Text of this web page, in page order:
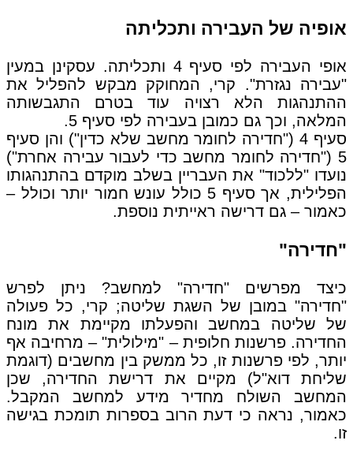
אופיה של העבירה ותכליתה
אופי העבירה לפי סעיף 4 ותכליתה. עסקינן במעין
"עבירה נגזרת". קרי, המחוקק מבקש להפליל את
ההתנהגות הלא רצויה עוד בטרם התגבשותה
המלאה, וכך גם כמובן בעבירה לפי סעיף 5.
סעיף 4 ("חדירה לחומר מחשב שלא כדין") והן סעיף
5 ("חדירה לחומר מחשב כדי לעבור עבירה אחרת")
נועדו "ללכוד" את העבריין בשלב מוקדם בהתנהגותו
הפלילית, אך סעיף 5 כולל עונש חמור יותר וכולל –
כאמור – גם דרישה ראייתית נוספת.
"חדירה"
כיצד מפרשים "חדירה" למחשב? ניתן לפרש
"חדירה" במובן של השגת שליטה; קרי, כל פעולה
של שליטה במחשב והפעלתו מקיימת את מונח
החדירה. פרשנות חלופית – "מילולית" – מרחיבה אף
יותר, לפי פרשנות זו, כל ממשק בין מחשבים (דוגמת
שליחת דוא"ל) מקיים את דרישת החדירה, שכן
המחשב השולח מחדיר מידע למחשב המקבל.
כאמור, נראה כי דעת הרוב בספרות תומכת בגישה
זו.